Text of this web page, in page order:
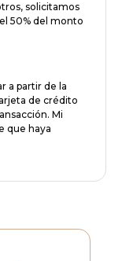
solicitamos
50% del monto
a partir de la
de crédito
Mi
que haya